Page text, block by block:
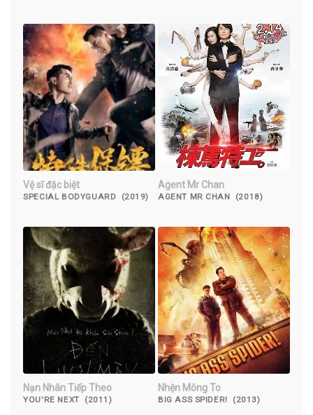
Vệ sĩ đặc biệt
SPECIAL BODYGUARD (2019)
Agent Mr Chan
AGENT MR CHAN (2018)
Nạn Nhân Tiếp Theo
YOU'RE NEXT (2011)
Nhện Mông To
BIG ASS SPIDER! (2013)